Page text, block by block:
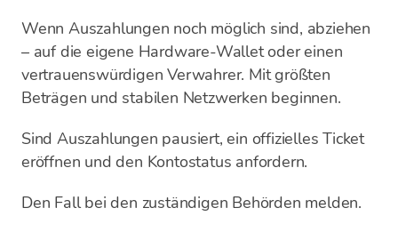
Wenn Auszahlungen noch möglich sind, abziehen
– auf die eigene Hardware-Wallet oder einen
vertrauenswürdigen Verwahrer. Mit größten
Beträgen und stabilen Netzwerken beginnen.
Sind Auszahlungen pausiert, ein offizielles Ticket
eröffnen und den Kontostatus anfordern.
Den Fall bei den zuständigen Behörden melden.